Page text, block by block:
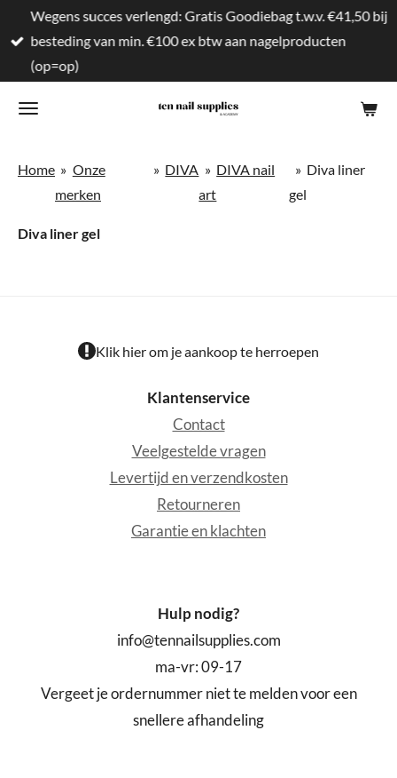
direct
naar
hoofdinhoud
Wegens succes verlengd: Gratis Goodiebag t.w.v. €41,50 bij
besteding van min. €100 ex btw aan nagelproducten
(op=op)
Home » Onze
merken
» DIVA » DIVA nail
art
» Diva liner
gel
Diva liner gel
Klik hier om je aankoop te herroepen
Klantenservice
Contact
Veelgestelde vragen
Levertijd en verzendkosten
Retourneren
Garantie en klachten
Hulp nodig?
info@tennailsupplies.com
ma-vr: 09-17
Vergeet je ordernummer niet te melden voor een
snellere afhandeling